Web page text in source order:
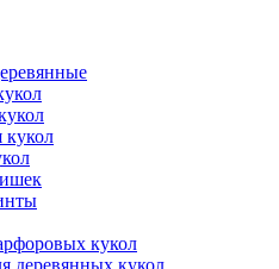
кукол
кукол
деревянных кукол